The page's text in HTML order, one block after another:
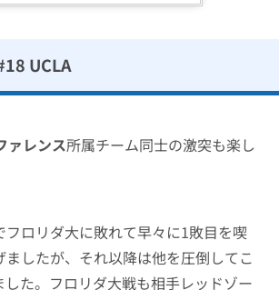
UCLA
ァレンス所属チーム同士の激突も楽し
フロリダ大に敗れて早々に1敗目を喫
ましたが、それ以降は他を圧倒してこ
した。フロリダ大戦も相手レッドゾー